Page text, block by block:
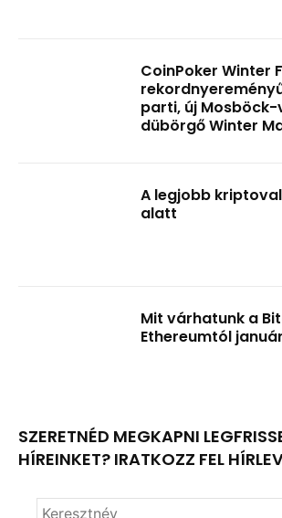
CoinPoker Winter
parti, új Mosböck-
dübörgő Winter
A legjobb
alatt
Mit várhatunk a
Ethereumtól
SZERETNÉD MEGKAPNI
HÍREINKET? IRATKOZZ FEL